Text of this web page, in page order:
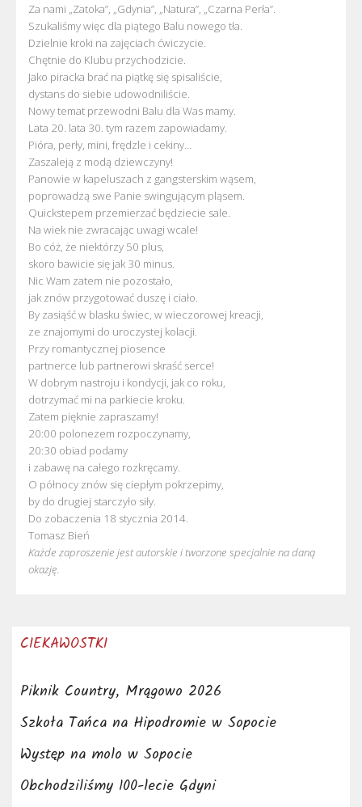
Za nami „Zatoka”, „Gdynia”, „Natura”, „Czarna Perła”.
Szukaliśmy więc dla piątego Balu nowego tła.
Dzielnie kroki na zajęciach ćwiczycie.
Chętnie do Klubu przychodzicie.
Jako piracka brać na piątkę się spisaliście,
dystans do siebie udowodniliście.
Nowy temat przewodni Balu dla Was mamy.
Lata 20. lata 30. tym razem zapowiadamy.
Pióra, perły, mini, frędzle i cekiny…
Zaszaleją z modą dziewczyny!
Panowie w kapeluszach z gangsterskim wąsem,
poprowadzą swe Panie swingującym pląsem.
Quickstepem przemierzać będziecie sale.
Na wiek nie zwracając uwagi wcale!
Bo cóż, że niektórzy 50 plus,
skoro bawicie się jak 30 minus.
Nic Wam zatem nie pozostało,
jak znów przygotować duszę i ciało.
By zasiąść w blasku świec, w wieczorowej kreacji,
ze znajomymi do uroczystej kolacji.
Przy romantycznej piosence
partnerce lub partnerowi skraść serce!
W dobrym nastroju i kondycji, jak co roku,
dotrzymać mi na parkiecie kroku.
Zatem pięknie zapraszamy!
20:00 polonezem rozpoczynamy,
20:30 obiad podamy
i zabawę na całego rozkręcamy.
O północy znów się ciepłym pokrzepimy,
by do drugiej starczyło siły.
Do zobaczenia 18 stycznia 2014.
Tomasz Bień
Każde zaproszenie jest autorskie i tworzone specjalnie na daną
okazję.
CIEKAWOSTKI
Piknik Country, Mrągowo 2026
Szkoła Tańca na Hipodromie w Sopocie
Występ na molo w Sopocie
Obchodziliśmy 100-lecie Gdyni